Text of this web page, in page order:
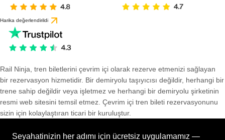
Harika değerlendirildi
Rail Ninja, tren biletlerini çevrim içi olarak rezerve etmenizi sağlayan
bir rezervasyon hizmetidir. Bir demiryolu taşıyıcısı değildir, herhangi bir
trene sahip değildir veya işletmez ve herhangi bir demiryolu şirketinin
resmi web sitesini temsil etmez. Çevrim içi tren bileti rezervasyonunu
sizin için kolaylaştıran ticari bir kuruluştur.
Seyahatinizin her adımı için ücretsiz uygulamamız —